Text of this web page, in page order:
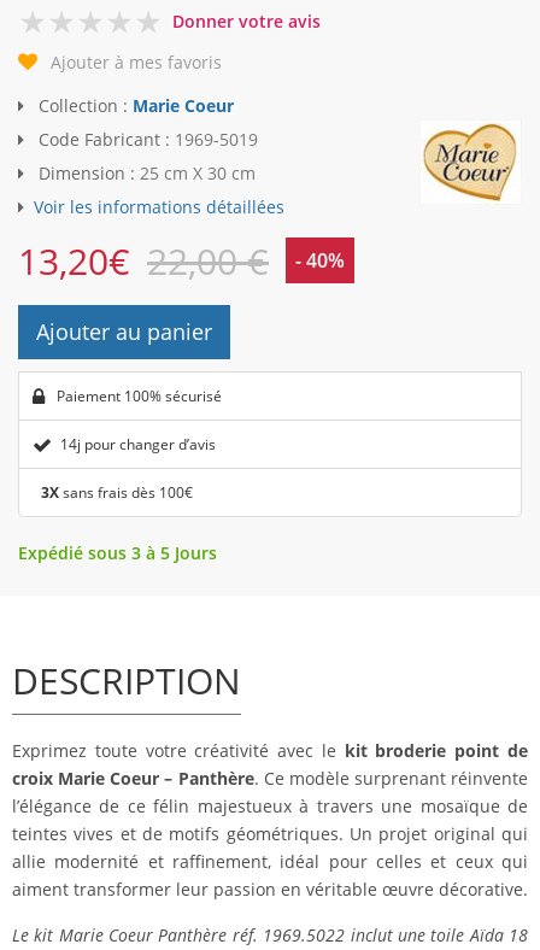
0
Donner votre avis
Ajouter à mes favoris
Collection : Marie Coeur
Code Fabricant : 1969-5019
Dimension : 25 cm X 30 cm
Voir les informations détaillées
13,20€ 22,00 € - 40%
Ajouter au panier
Paiement 100% sécurisé
14j pour changer d’avis
3Xsans frais dès 100€
Expédié sous 3 à 5 Jours
DESCRIPTION
Exprimez toute votre créativité avec le kit broderie point de
croix Marie Coeur – Panthère. Ce modèle surprenant réinvente
l’élégance de ce félin majestueux à travers une mosaïque de
teintes vives et de motifs géométriques. Un projet original qui
allie modernité et raffinement, idéal pour celles et ceux qui
aiment transformer leur passion en véritable œuvre décorative.
Le kit Marie Coeur Panthère réf. 1969.5022 inclut une toile Aïda 18